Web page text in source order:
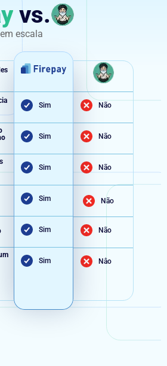
vs.
escala
Sim
Sim
Sim
Sim
Sim
Sim
Não
Não
Não
Não
Não
Nâo